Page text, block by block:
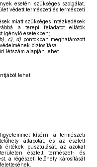
esetén szükséges szolgálat,
védett természeti és természeti
miatt szükséges intézkedések
a terepi feladatot ellátók
igénylő esetekben;
b) c) d) pontokban meghatározott
biztosítása.
létszám alapján lehet:
lehet:
kísérni a természeti
állapotát, és az észlelt
értékek pusztulását, az azokat
észlelt természet- és
a régészeti lelőhely károsítását